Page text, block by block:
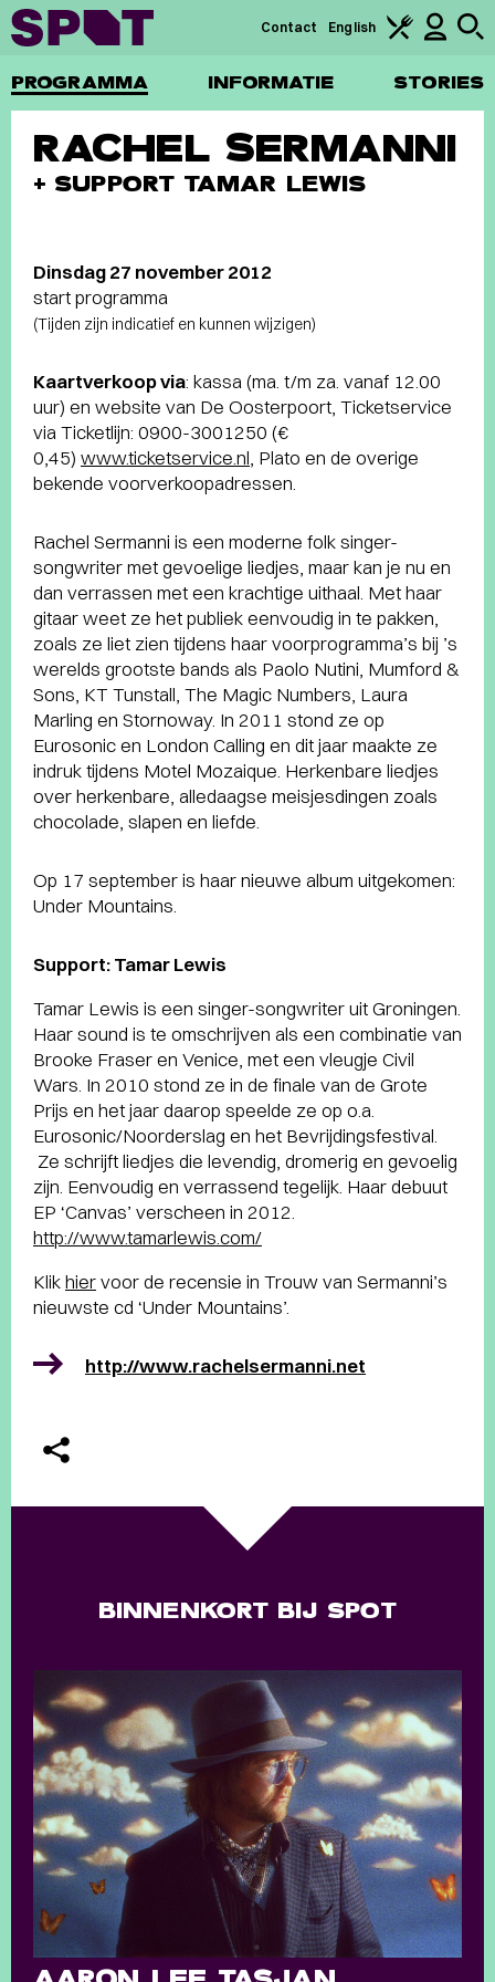
PROGRAMMA INFORMATIE STORIES
Contact English
RACHEL SERMANNI
+ SUPPORT TAMAR LEWIS
Dinsdag 27 november 2012
start programma
(Tijden zijn indicatief en kunnen wijzigen)
Kaartverkoop via: kassa (ma. t/m za. vanaf 12.00
uur) en website van De Oosterpoort, Ticketservice
via Ticketlijn: 0900-3001250 (€
0,45) www.ticketservice.nl , Plato en de overige
bekende voorverkoopadressen.
Rachel Sermanni is een moderne folk singer-
songwriter met gevoelige liedjes, maar kan je nu en
dan verrassen met een krachtige uithaal. Met haar
gitaar weet ze het publiek eenvoudig in te pakken,
zoals ze liet zien tijdens haar voorprogramma’s bij ’s
werelds grootste bands als Paolo Nutini, Mumford &
Sons, KT Tunstall, The Magic Numbers, Laura
Marling en Stornoway. In 2011 stond ze op
Eurosonic en London Calling en dit jaar maakte ze
indruk tijdens Motel Mozaique. Herkenbare liedjes
over herkenbare, alledaagse meisjesdingen zoals
chocolade, slapen en liefde.
Op 17 september is haar nieuwe album uitgekomen:
Under Mountains.
Support: Tamar Lewis
Tamar Lewis is een singer-songwriter uit Groningen.
Haar sound is te omschrijven als een combinatie van
Brooke Fraser en Venice, met een vleugje Civil
Wars. In 2010 stond ze in de finale van de Grote
Prijs en het jaar daarop speelde ze op o.a.
Eurosonic/Noorderslag en het Bevrijdingsfestival.
Ze schrijft liedjes die levendig, dromerig en gevoelig
zijn. Eenvoudig en verrassend tegelijk. Haar debuut
EP ‘Canvas’ verscheen in 2012.
http://www.tamarlewis.com/
Klikhiervoor de recensie in Trouw van Sermanni’s
nieuwste cd ‘Under Mountains’.
http://www.rachelsermanni.net
BINNENKORT BIJ SPOT